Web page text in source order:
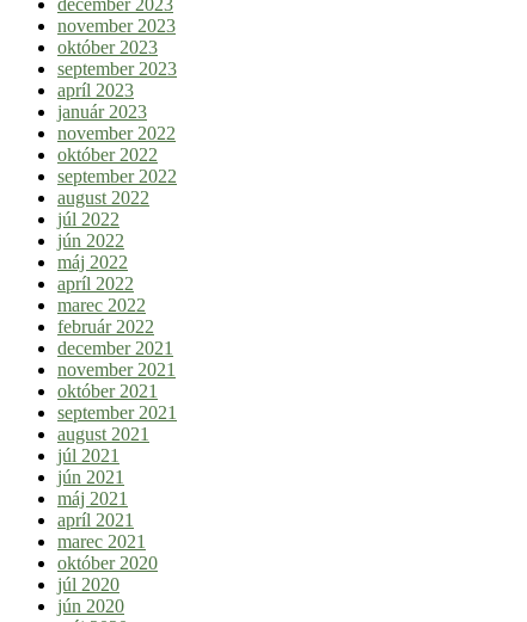
november 2023
október 2023
september 2023
apríl 2023
január 2023
november 2022
október 2022
september 2022
august 2022
júl 2022
jún 2022
máj 2022
apríl 2022
marec 2022
február 2022
december 2021
november 2021
október 2021
september 2021
august 2021
júl 2021
jún 2021
máj 2021
apríl 2021
marec 2021
október 2020
júl 2020
jún 2020